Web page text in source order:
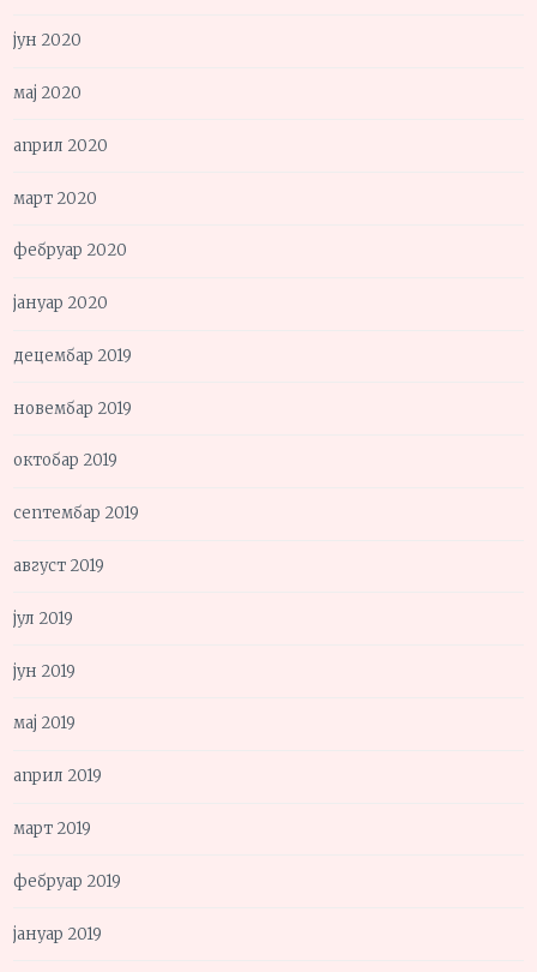
јун 2020
мај 2020
април 2020
март 2020
фебруар 2020
јануар 2020
децембар 2019
новембар 2019
октобар 2019
септембар 2019
август 2019
јул 2019
јун 2019
мај 2019
април 2019
март 2019
фебруар 2019
јануар 2019